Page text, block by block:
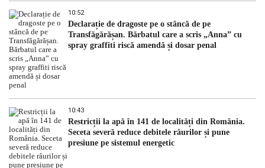
10:52
Declarație de dragoste pe o stâncă de pe
Transfăgărășan. Bărbatul care a scris „Anna” cu
spray graffiti riscă amendă și dosar penal
10:43
Restricții la apă în 141 de localități din România.
Seceta severă reduce debitele râurilor și pune
presiune pe sistemul energetic